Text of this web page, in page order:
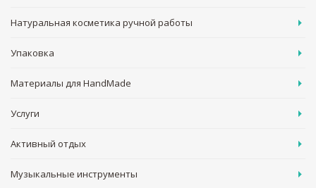
Натуральная косметика ручной работы
Упаковка
Материалы для HandMade
Услуги
Активный отдых
Музыкальные инструменты